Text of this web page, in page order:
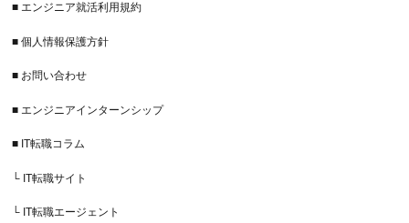
■ エンジニア就活利用規約
■ 個人情報保護方針
■ お問い合わせ
■ エンジニアインターンシップ
■ IT転職コラム
└ IT転職サイト
└ IT転職エージェント